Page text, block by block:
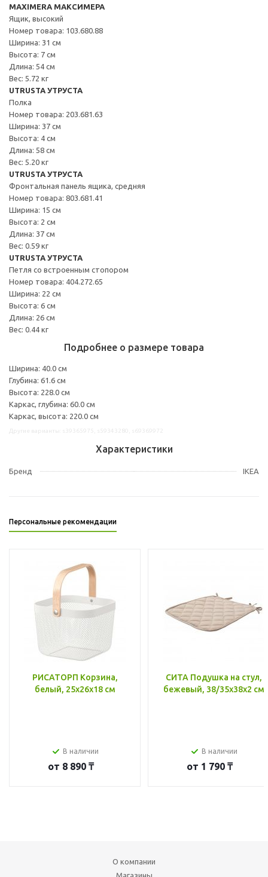
MAXIMERA МАКСИМЕРА
Ящик, высокий
Номер товара: 103.680.88
Ширина: 31 см
Высота: 7 см
Длина: 54 см
Вес: 5.72 кг
UTRUSTA УТРУСТА
Полка
Номер товара: 203.681.63
Ширина: 37 см
Высота: 4 см
Длина: 58 см
Вес: 5.20 кг
UTRUSTA УТРУСТА
Фронтальная панель ящика, средняя
Номер товара: 803.681.41
Ширина: 15 см
Высота: 2 см
Длина: 37 см
Вес: 0.59 кг
UTRUSTA УТРУСТА
Петля со встроенным стопором
Номер товара: 404.272.65
Ширина: 22 см
Высота: 6 см
Длина: 26 см
Вес: 0.44 кг
Подробнее о размере товара
Ширина: 40.0 см
Глубина: 61.6 см
Высота: 228.0 см
Каркас, глубина: 60.0 см
Каркас, высота: 220.0 см
Характеристики
Бренд IKEA
Персональные рекомендации
РИСАТОРП Корзина,
белый, 25x26x18 см
В наличии
от 8 890 ₸
СИТА Подушка на стул,
бежевый, 38/35x38x2 см
В наличии
от 1 790 ₸
О компании
Магазины